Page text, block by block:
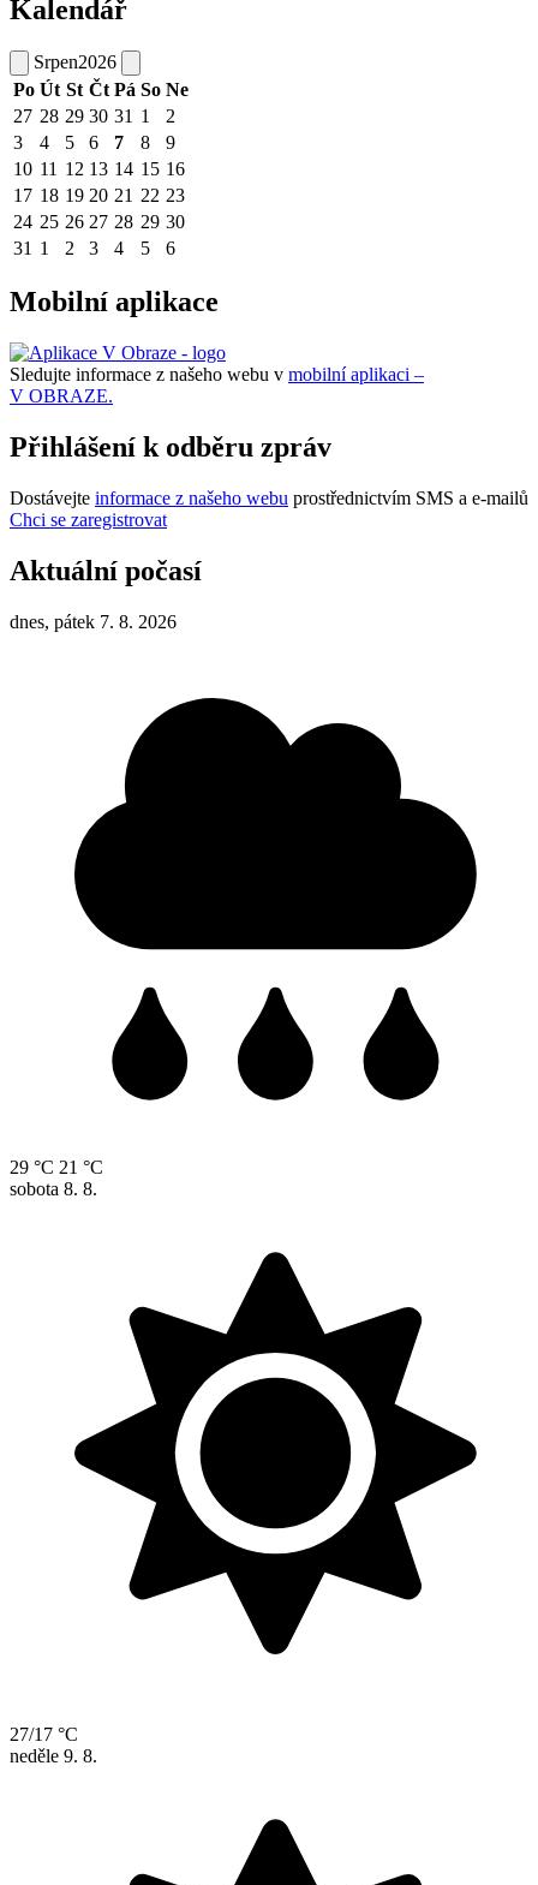
Kalendář
Srpen2026
Po Út St Čt Pá So Ne
27 28 29 30 31 1
2
3
4 5 6 7 8
9
10 11 12 13 14 15 16
17 18 19 20 21 22 23
24 25 26 27 28 29 30
31 1 2 3 4 5 6
Mobilní aplikace
Sledujte informace z našeho webu v mobilní aplikaci –
V OBRAZE.
Přihlášení k odběru zpráv
Dostávejte informace z našeho webu prostřednictvím SMS a e-mailů
Chci se zaregistrovat
Aktuální počasí
dnes, pátek 7. 8. 2026
29 °C 21 °C
sobota 8. 8.
27/17 °C
neděle 9. 8.